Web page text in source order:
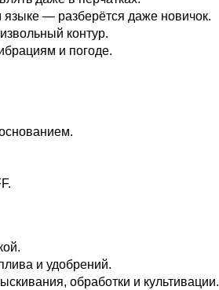
языке — разберётся даже новичок.
контур.
и погоде.
и удобрений.
обработки и культивации.